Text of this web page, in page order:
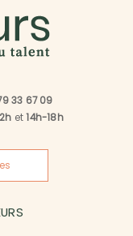
33 67 09
et14h-18h